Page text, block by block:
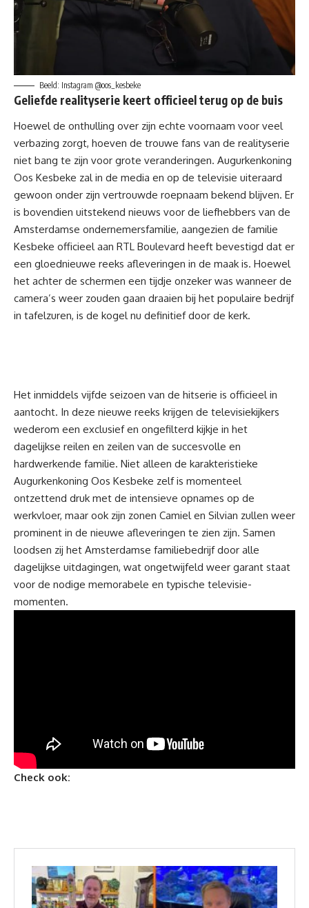
Beeld: Instagram @oos_kesbeke
Geliefde realityserie keert officieel terug op de buis
Hoewel de onthulling over zijn echte voornaam voor veel
verbazing zorgt, hoeven de trouwe fans van de realityserie
niet bang te zijn voor grote veranderingen. Augurkenkoning
Oos Kesbeke zal in de media en op de televisie uiteraard
gewoon onder zijn vertrouwde roepnaam bekend blijven. Er
is bovendien uitstekend nieuws voor de liefhebbers van de
Amsterdamse ondernemersfamilie, aangezien de familie
Kesbeke officieel aan RTL Boulevard heeft bevestigd dat er
een gloednieuwe reeks afleveringen in de maak is. Hoewel
het achter de schermen een tijdje onzeker was wanneer de
camera’s weer zouden gaan draaien bij het populaire bedrijf
in tafelzuren, is de kogel nu definitief door de kerk.
Het inmiddels vijfde seizoen van de hitserie is officieel in
aantocht. In deze nieuwe reeks krijgen de televisiekijkers
wederom een exclusief en ongefilterd kijkje in het
dagelijkse reilen en zeilen van de succesvolle en
hardwerkende familie. Niet alleen de karakteristieke
Augurkenkoning Oos Kesbeke zelf is momenteel
ontzettend druk met de intensieve opnames op de
werkvloer, maar ook zijn zonen Camiel en Silvian zullen weer
prominent in de nieuwe afleveringen te zien zijn. Samen
loodsen zij het Amsterdamse familiebedrijf door alle
dagelijkse uitdagingen, wat ongetwijfeld weer garant staat
voor de nodige memorabele en typische televisie-
momenten.
Check ook: